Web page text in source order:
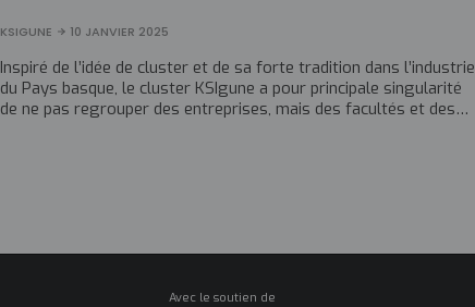
KSIGUNE 10 JANVIER 2025
Inspiré de l’idée de cluster et de sa forte tradition dans l’industrie
du Pays basque, le cluster KSIgune a pour principale singularité
de ne pas regrouper des entreprises, mais des facultés et des…
Avec le soutien de